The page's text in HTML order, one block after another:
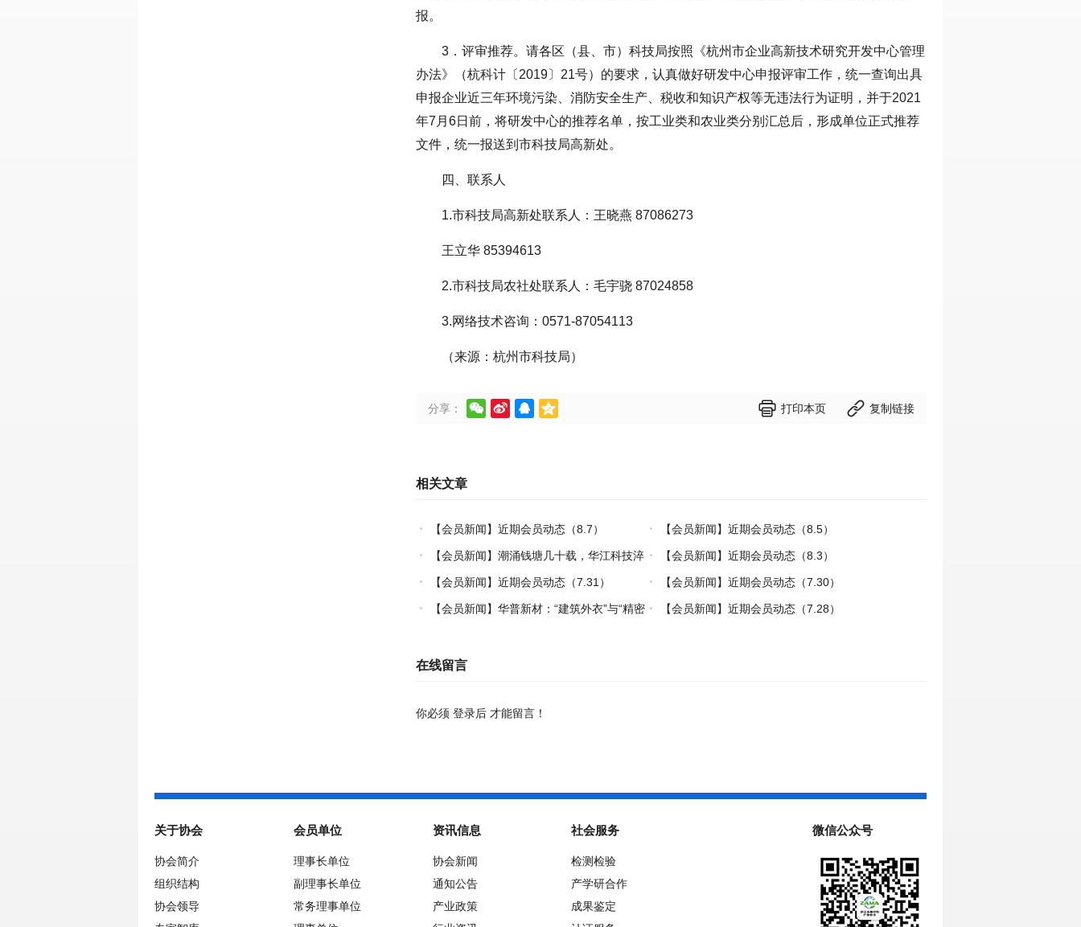
报。
3．评审推荐。请各区（县、市）科技局按照《杭州市企业高新技术研究开发中心管理
办法》（杭科计〔2019〕21号）的要求，认真做好研发中心申报评审工作，统一查询出具
申报企业近三年环境污染、消防安全生产、税收和知识产权等无违法行为证明，并于2021
年7月6日前，将研发中心的推荐名单，按工业类和农业类分别汇总后，形成单位正式推荐
文件，统一报送到市科技局高新处。
四、联系人
1.市科技局高新处联系人：王晓燕 87086273
王立华 85394613
2.市科技局农社处联系人：毛宇骁 87024858
3.网络技术咨询：0571-87054113
（来源：杭州市科技局）
分享：      打印本页  复制链接
相关文章
【会员新闻】近期会员动态（8.7） 【会员新闻】近期会员动态（8.5）
【会员新闻】潮涌钱塘几十载，华江科技淬
炼热塑复材中国力量
【会员新闻】近期会员动态（8.3）
【会员新闻】近期会员动态（7.31） 【会员新闻】近期会员动态（7.30）
【会员新闻】华普新材：“建筑外衣”与“精密
【会员新闻】近期会员动态（7.28）
在线留言
你必须 登录后 才能留言！
关于协会
协会简介
组织结构
协会领导
会员单位
理事长单位
副理事长单位
常务理事单位
资讯信息
协会新闻
通知公告
产业政策
社会服务
检测检验
产学研合作
成果鉴定
微信公众号